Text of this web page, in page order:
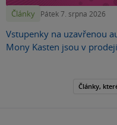
Články Pátek 7. srpna 2026
Vstupenky na uzavřenou
Mony Kasten jsou v
Články,